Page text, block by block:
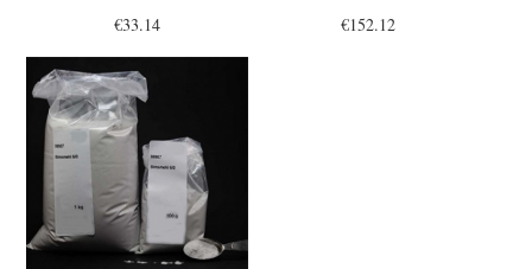
€33.14 €152.12